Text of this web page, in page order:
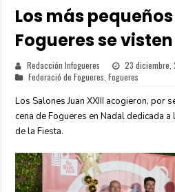
Los más
Fogueres se
Redacción Infogueres
23 diciembre,
Federació de Fogueres ,Fogueres
Los Salones Juan XXIII acogieron, por
cena de Fogueres en Nadal dedicada
de la Fiesta.